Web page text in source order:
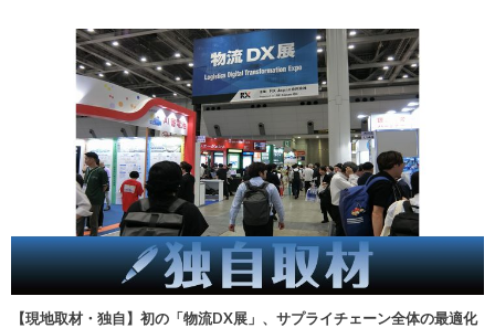
【現地取材・独自】初の「物流DX展」、サプライチェーン全体の最適化